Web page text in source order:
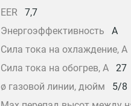
EER
7,7
Энергоэффективность
A
Сила тока на охлаждение, А
Сила тока на обогрев, А
27
ø газовой линии, дюйм
5/8